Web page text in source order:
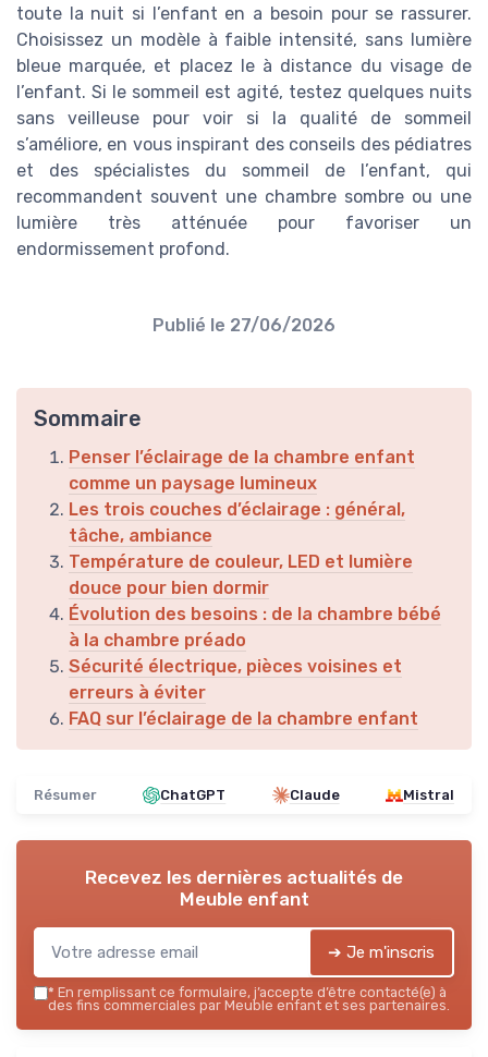
toute la nuit si l’enfant en a besoin pour se rassurer.
Choisissez un modèle à faible intensité, sans lumière
bleue marquée, et placez le à distance du visage de
l’enfant. Si le sommeil est agité, testez quelques nuits
sans veilleuse pour voir si la qualité de sommeil
s’améliore, en vous inspirant des conseils des pédiatres
et des spécialistes du sommeil de l’enfant, qui
recommandent souvent une chambre sombre ou une
lumière très atténuée pour favoriser un
endormissement profond.
Publié le 27/06/2026
Sommaire
Penser l’éclairage de la chambre enfant
comme un paysage lumineux
Les trois couches d’éclairage : général,
tâche, ambiance
Température de couleur, LED et lumière
douce pour bien dormir
Évolution des besoins : de la chambre bébé
à la chambre préado
Sécurité électrique, pièces voisines et
erreurs à éviter
FAQ sur l’éclairage de la chambre enfant
Résumer ChatGPT Claude Mistral
Recevez les dernières actualités de
Meuble enfant
➔ Je m'inscris
* En remplissant ce formulaire, j’accepte d’être contacté(e) à
des fins commerciales par Meuble enfant et ses partenaires.